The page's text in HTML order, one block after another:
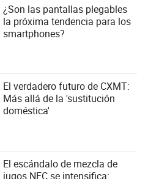
¿Son las pantallas plegables
la próxima tendencia para los
smartphones?
El verdadero futuro de CXMT:
Más allá de la 'sustitución
doméstica'
El escándalo de mezcla de
jugos NFC se intensifica: